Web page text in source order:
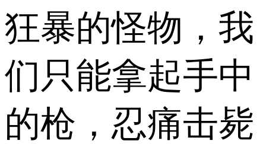
狂暴的怪物，我
们只能拿起手中
的枪，忍痛击毙